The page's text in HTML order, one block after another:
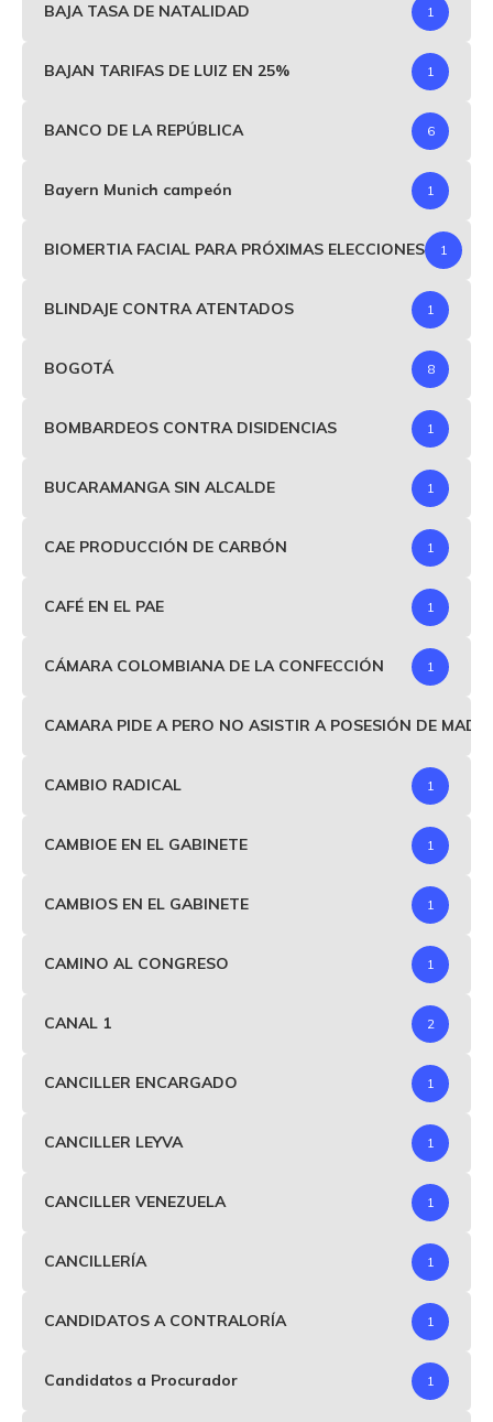
BAJA TASA DE NATALIDAD 1
BAJAN TARIFAS DE LUIZ EN 25% 1
BANCO DE LA REPÚBLICA 6
Bayern Munich campeón 1
BIOMERTIA FACIAL PARA PRÓXIMAS ELECCIONES 1
BLINDAJE CONTRA ATENTADOS 1
BOGOTÁ 8
BOMBARDEOS CONTRA DISIDENCIAS 1
BUCARAMANGA SIN ALCALDE 1
CAE PRODUCCIÓN DE CARBÓN 1
CAFÉ EN EL PAE 1
CÁMARA COLOMBIANA DE LA CONFECCIÓN 1
CAMARA PIDE A PERO NO ASISTIR A POSESIÓN DE
CAMBIO RADICAL 1
CAMBIOE EN EL GABINETE 1
CAMBIOS EN EL GABINETE 1
CAMINO AL CONGRESO 1
CANAL 1 2
CANCILLER ENCARGADO 1
CANCILLER LEYVA 1
CANCILLER VENEZUELA 1
CANCILLERÍA 1
CANDIDATOS A CONTRALORÍA 1
Candidatos a Procurador 1